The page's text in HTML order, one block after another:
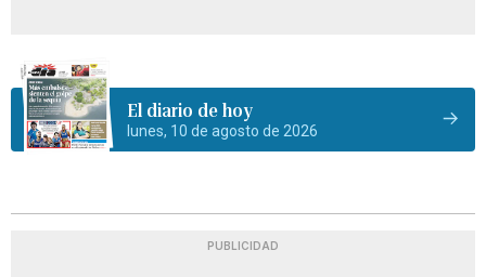
El diario de hoy
lunes, 10 de agosto de 2026
PUBLICIDAD